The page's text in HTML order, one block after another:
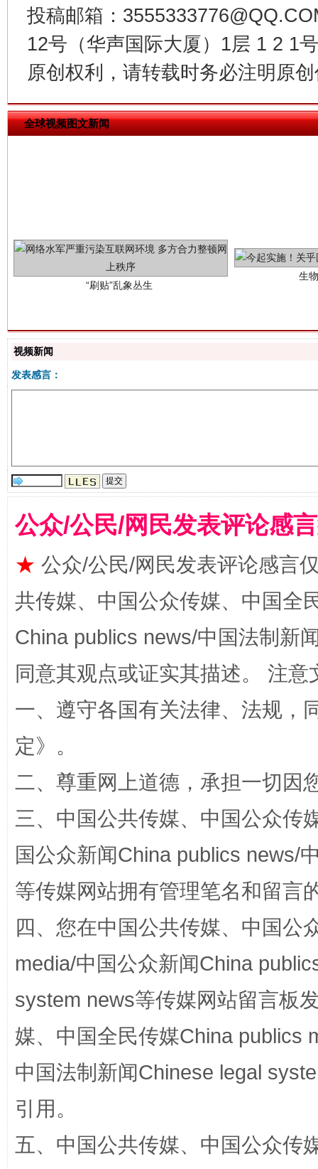
投稿邮箱：
12号（华声国际大厦）1层 1 2 1
原创权利，请转载时务必注明原
全球视频图文新闻
魏明亮
解纷+调解+退费，一次搞定
漫山遍野的桃花与雪山、麦地、白藏房 除
招工难、用工荒背后
视频新闻
发表感言：
公众/公民/网民发表评论感
★ 公众/公民/网民发表评论感言
共传媒、中国公众传媒、中国全
China publics news/中国法制新
同意其观点或证实其描述。 注
一、遵守各国有关法律、法规，
定》。
二、尊重网上道德，承担一切因
三、中国公共传媒、中国公众传
国公众新闻China publics news/
等传媒网站拥有管理笔名和留言
四、您在中国公共传媒、中国公
media/中国公众新闻China
system news等传媒网站留言板
媒、中国全民传媒China publics
中国法制新闻Chinese legal
引用。
五、中国公共传媒、中国公众传